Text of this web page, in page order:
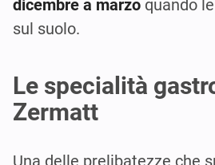
dicembre a marzo quando
sul suolo.
Le specialità
Zermatt